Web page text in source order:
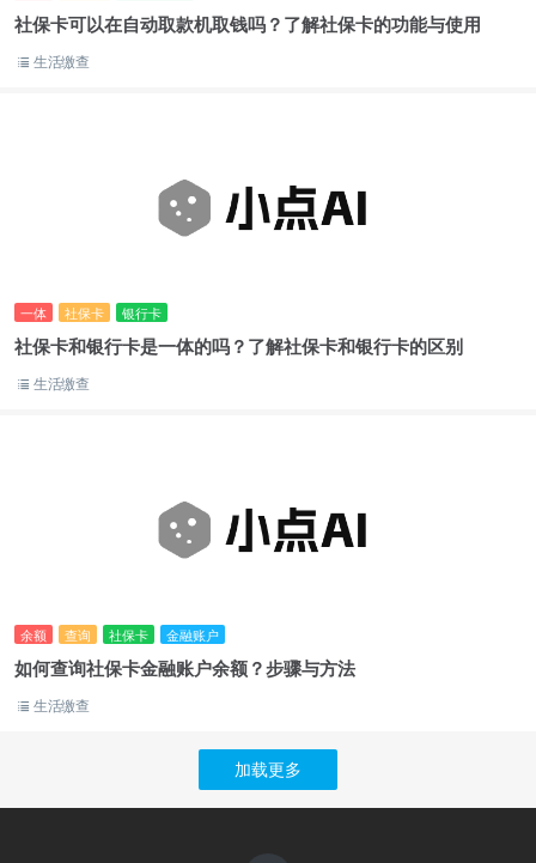
社保卡可以在自动取款机取钱吗？了解社保卡的功能与使用
生活缴查
一体 社保卡 银行卡
社保卡和银行卡是一体的吗？了解社保卡和银行卡的区别
生活缴查
余额 查询 社保卡 金融账户
如何查询社保卡金融账户余额？步骤与方法
生活缴查
加载更多